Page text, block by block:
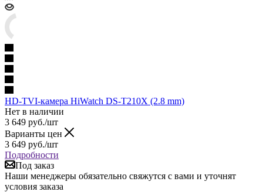
HD-TVI-камера HiWatch DS-T210X (2.8 mm)
Нет в наличии
3 649 руб./шт
Варианты цен
3 649 руб./шт
Подробности
Под заказ
Наши менеджеры обязательно свяжутся с вами и уточнят
условия заказа